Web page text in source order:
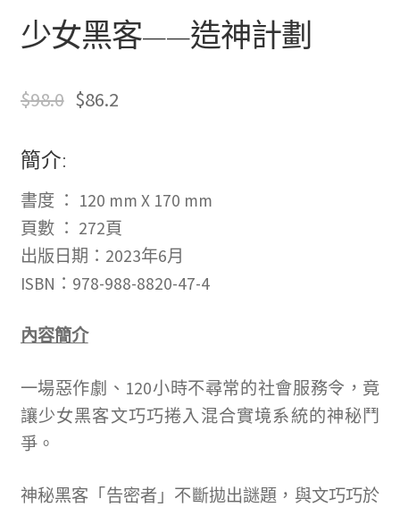
登入
少女黑客——造神計劃
$98.0 $86.2
簡介:
書度 ： 120 mm X 170 mm
頁數 ： 272頁
出版日期：2023年6月
ISBN：978-988-8820-47-4
內容簡介
一場惡作劇、120小時不尋常的社會服務令，竟
讓少女黑客文巧巧捲入混合實境系統的神秘鬥
爭。
神秘黑客「告密者」不斷拋出謎題，與文巧巧於